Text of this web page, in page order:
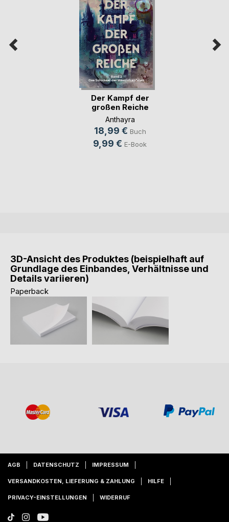
Der Kampf der
großen Reiche
Anthayra
18,99 € Buch
9,99 € E-Book
3D-Ansicht des Produktes (beispielhaft auf
Grundlage des Einbandes, Verhältnisse und
Details variieren)
Paperback
AGB DATENSCHUTZ IMPRESSUM
VERSANDKOSTEN, LIEFERUNG & ZAHLUNG HILFE
PRIVACY-EINSTELLUNGEN WIDERRUF